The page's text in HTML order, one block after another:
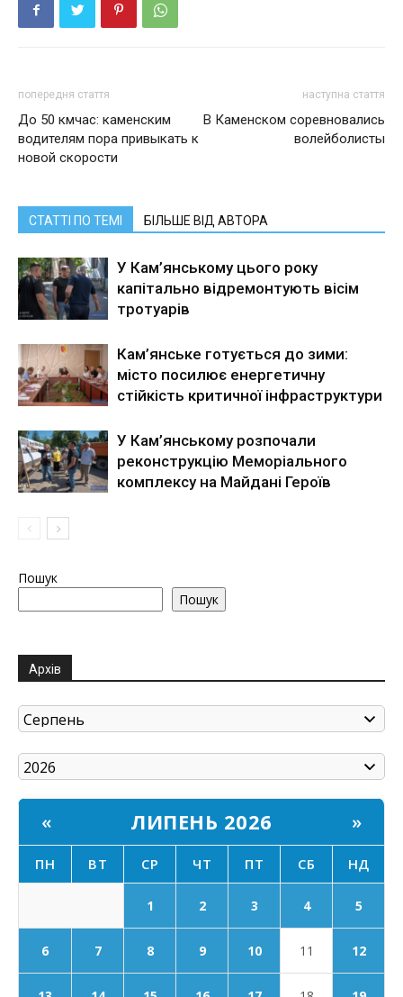
попередня стаття
До 50 кмчас: каменским
водителям пора привыкать к
новой скорости
наступна стаття
В Каменском соревновались
волейболисты
СТАТТІ ПО ТЕМІ БІЛЬШЕ ВІД АВТОРА
У Кам’янському цього року
капітально відремонтують вісім
тротуарів
Кам’янське готується до зими:
місто посилює енергетичну
стійкість критичної інфраструктури
У Кам’янському розпочали
реконструкцію Меморіального
комплексу на Майдані Героїв
Пошук
Пошук
Архів
« ЛИПЕНЬ 2026 »
ПН ВТ СР ЧТ ПТ СБ НД
1 2 3 4 5
6 7 8 9 10 11 12